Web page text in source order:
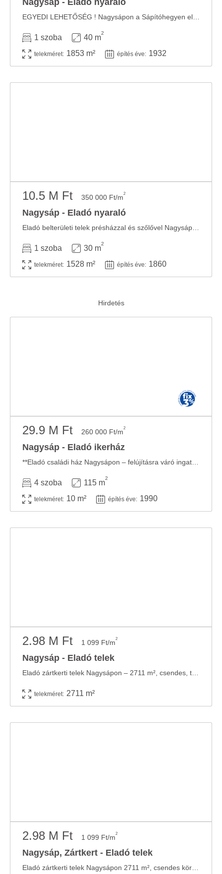
Nagysáp - Eladó nyaraló
1 szoba 40 m
2
telekméret: 1853 m² építés éve: 1932
10.5 M Ft 350 000 Ft/m2
Nagysáp - Eladó nyaraló
1 szoba 30 m
2
telekméret: 1528 m² építés éve: 1860
29.9 M Ft 260 000 Ft/m2
Nagysáp - Eladó ikerház
4 szoba 115 m
2
telekméret: 10 m² építés éve: 1990
2.98 M Ft 1 099 Ft/m2
Nagysáp - Eladó telek
telekméret: 2711 m²
2.98 M Ft 1 099 Ft/m2
Nagysáp, Zártkert - Eladó telek